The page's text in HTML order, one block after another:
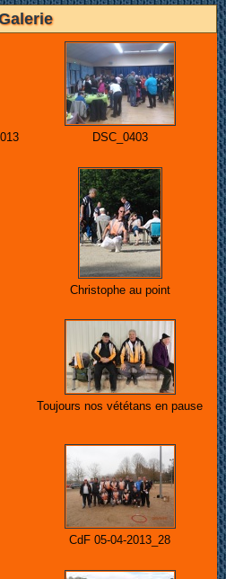
DSC_0403
Christophe au point
Toujours nos vététans en pause
CdF 05-04-2013_28